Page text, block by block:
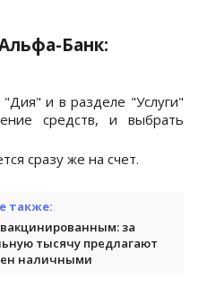
Банк:
и в разделе "Услуги"
средств, и выбрать
сразу же на счет.
также:
за
тысячу предлагают
наличными